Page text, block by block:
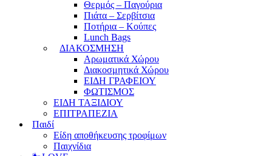
Θερμός – Παγούρια
Πιάτα – Σερβίτσια
Ποτήρια – Κούπες
Lunch Bags
ΔΙΑΚΟΣΜΗΣΗ
Αρωματικά Χώρου
Διακοσμητικά Χώρου
ΕΙΔΗ ΓΡΑΦΕΙΟΥ
ΦΩΤΙΣΜΟΣ
ΕΙΔΗ ΤΑΞΙΔΙΟΥ
ΕΠΙΤΡΑΠΕΖΙΑ
Παιδί
Είδη αποθήκευσης τροφίμων
Παιχνίδια